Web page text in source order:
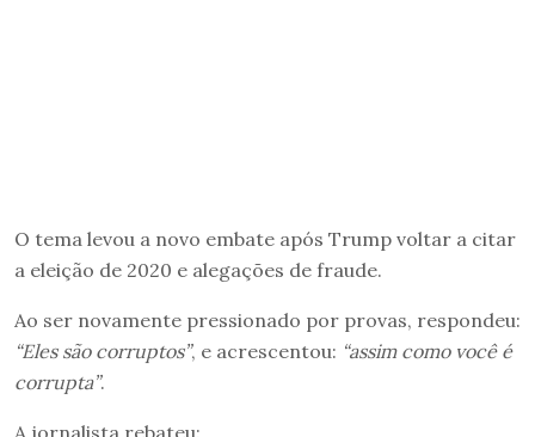
O tema levou a novo embate após Trump voltar a citar
a eleição de 2020 e alegações de fraude.
Ao ser novamente pressionado por provas, respondeu:
“Eles são corruptos”, e acrescentou: “assim como você é
corrupta”.
A jornalista rebateu: